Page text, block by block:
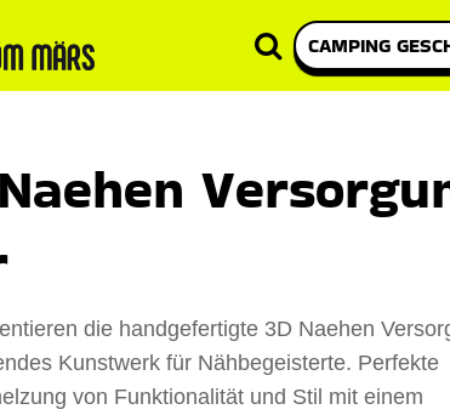
CAMPING
die handgefertigte 3D Naehen
Kunstwerk für Nähbegeisterte. Perfekte
von Funktionalität und Stil mit einem